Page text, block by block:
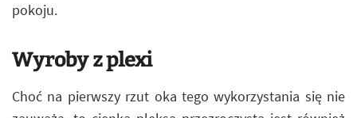
pokoju.
Wyroby z plexi
Choć na pierwszy rzut oka tego wykorzystania się nie